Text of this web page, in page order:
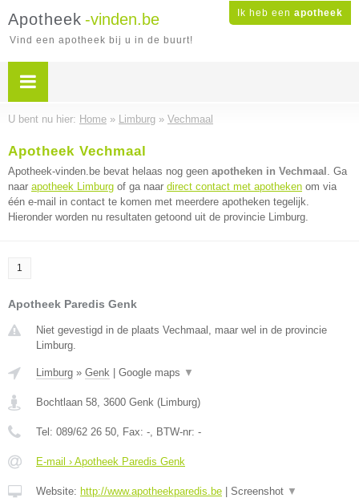
Ik heb een apotheek
Apotheek -vinden.be
Vind een apotheek bij u in de buurt!
U bent nu hier: Home » Limburg » Vechmaal
Apotheek Vechmaal
Apotheek-vinden.be bevat helaas nog geen apotheken in Vechmaal . Ga
naar apotheek Limburg of ga naar direct contact met apotheken om via
één e-mail in contact te komen met meerdere apotheken tegelijk.
Hieronder worden nu resultaten getoond uit de provincie Limburg.
1
Apotheek Paredis Genk
Niet gevestigd in de plaats Vechmaal, maar wel in de provincie
Limburg.
Limburg » Genk Google maps ▼
Bochtlaan 58, 3600 Genk (Limburg)
Tel: 089/62 26 50, Fax: -, BTW-nr: -
E-mail › Apotheek Paredis Genk
Website: http://www.apotheekparedis.be Screenshot ▼